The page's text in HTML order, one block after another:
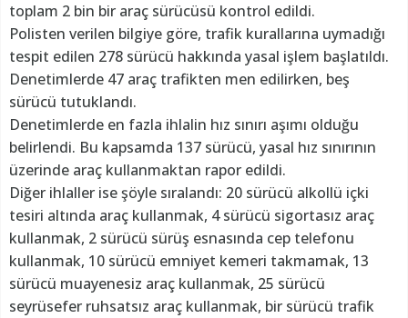
toplam 2 bin bir araç sürücüsü kontrol edildi.
Polisten verilen bilgiye göre, trafik kurallarına uymadığı
tespit edilen 278 sürücü hakkında yasal işlem başlatıldı.
Denetimlerde 47 araç trafikten men edilirken, beş
sürücü tutuklandı.
Denetimlerde en fazla ihlalin hız sınırı aşımı olduğu
belirlendi. Bu kapsamda 137 sürücü, yasal hız sınırının
üzerinde araç kullanmaktan rapor edildi.
Diğer ihlaller ise şöyle sıralandı: 20 sürücü alkollü içki
tesiri altında araç kullanmak, 4 sürücü sigortasız araç
kullanmak, 2 sürücü sürüş esnasında cep telefonu
kullanmak, 10 sürücü emniyet kemeri takmamak, 13
sürücü muayenesiz araç kullanmak, 25 sürücü
seyrüsefer ruhsatsız araç kullanmak, bir sürücü trafik